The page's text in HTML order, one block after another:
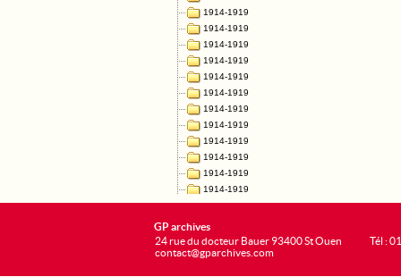
GP archives
24 rue du docteur Bauer 93400 St Ouen
contact@gparchives.com
Tél :